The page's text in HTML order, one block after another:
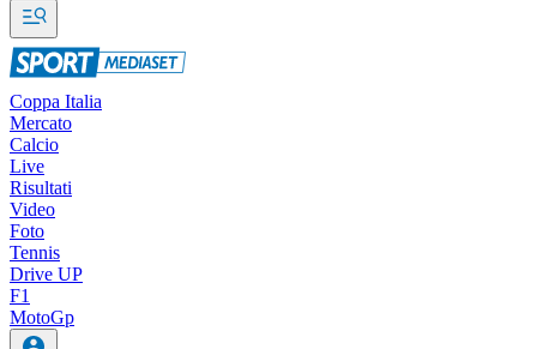
Coppa Italia
Mercato
Calcio
Live
Risultati
Video
Foto
Tennis
Drive UP
F1
MotoGp